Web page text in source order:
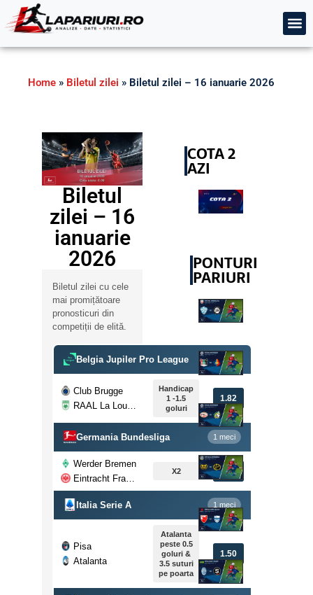
Home » Biletul zilei » Biletul zilei – 16 ianuarie 2026
Biletul
zilei – 16
ianuarie
2026
Biletul zilei cu cele
mai promițătoare
pronosticuri din
competiții de elită.
Belgia Jupiler Pro League 1 meci
Club Brugge
Handicap
1 -1.5
goluri
1.82
Germania Bundesliga 1 meci
Werder Bremen
X2 1.53
Italia Serie A 1 meci
Pisa
Atalanta
Atalanta
peste 0.5
goluri &
3.5 suturi
pe poarta
1.50
COTA 2
AZI
PONTURI
PARIURI